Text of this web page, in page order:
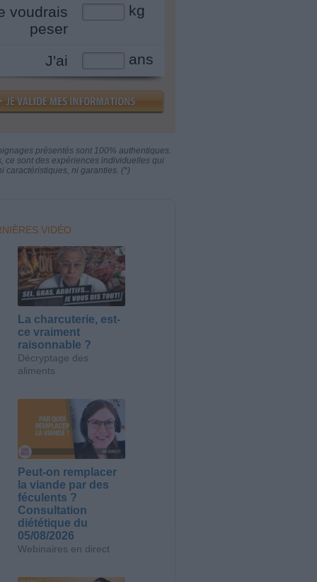
voudrais
peser
kg
J'ai ans
présentés sont 100% authentiques.
ce sont des expériences individuelles qui
caractéristiques, ni garanties. (*)
VIDÉO
La charcuterie, est-
ce vraiment
raisonnable ?
Décryptage des
aliments
Peut-on remplacer
la viande par des
féculents ?
Consultation
diététique du
05/08/2026
Webinaires en direct